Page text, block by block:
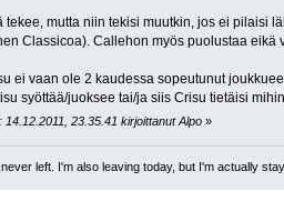
tekee, mutta niin tekisi muutkin, jos ei pilaisi
Classicoa). Callehon myös puolustaa eikä
ei vaan ole 2 kaudessa sopeutunut
syöttää/juoksee tai/ja siis Crisu tietäisi
14.12.2011, 23.35.41 kirjoittanut Alpo»
left. I'm also leaving today, but I'm actually